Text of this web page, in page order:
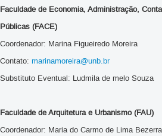
Faculdade de Economia, Administração,
Públicas (FACE)
Coordenador: Marina Figueiredo Moreira
Contato: marinamoreira@unb.br
Substituto Eventual: Ludmila de melo Souza
Faculdade de Arquitetura e Urbanismo (FAU)
Coordenador: Maria do Carmo de Lima Bezerra